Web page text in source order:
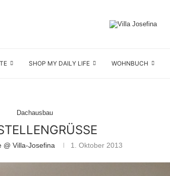
SHOP MY DAILY LIFE WOHNBUCH
Dachausbau
@ Villa-Josefina 1. Oktober 2013